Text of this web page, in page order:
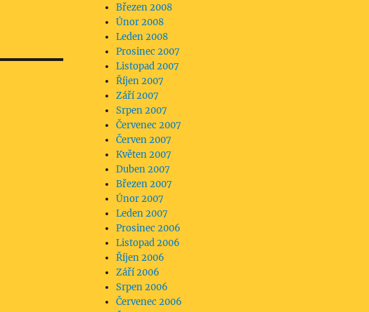
Březen 2008
Únor 2008
Leden 2008
Prosinec 2007
Listopad 2007
Říjen 2007
Září 2007
Srpen 2007
Červenec 2007
Červen 2007
Květen 2007
Duben 2007
Březen 2007
Únor 2007
Leden 2007
Prosinec 2006
Listopad 2006
Říjen 2006
Září 2006
Srpen 2006
Červenec 2006